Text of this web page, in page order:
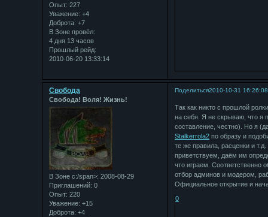
Опыт: 227
Уважение: +4
Доброта: +7
В Зоне провёл:
4 дня 13 часов
Прошлый рейд:
2010-06-20 13:33:14
Поделиться2010-10-31 16:26:08
Свобода
Свобода! Воля! Жизнь!
В Зоне с:/span>: 2008-08-29
Приглашений: 0
Опыт: 220
Уважение: +15
Доброта: +4
Так как никто с прошлой
на себя. Я не скрываю, что я
составление, честно). Но я
Stalkerrola2 по образу и
те же правила, расценки и
приветствуем, даём им
что играем. Соответственно
отбор админов и модером,
Официальное открытие и
0